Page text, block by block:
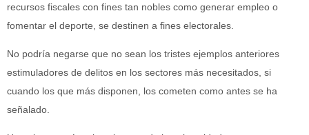
recursos fiscales con fines tan nobles como generar empleo o
fomentar el deporte, se destinen a fines electorales.
No podría negarse que no sean los tristes ejemplos anteriores
estimuladores de delitos en los sectores más necesitados, si
cuando los que más disponen, los cometen como antes se ha
señalado.